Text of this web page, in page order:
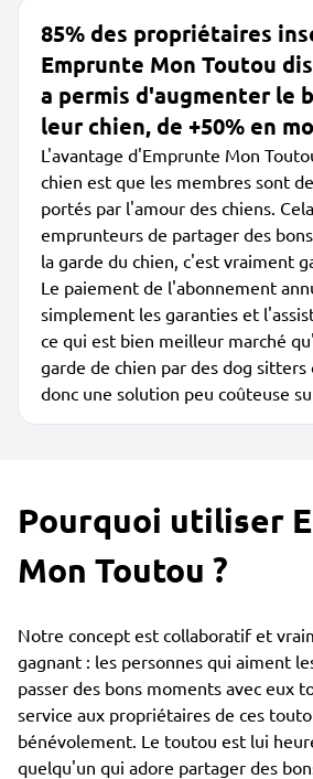
85% des propriétaires
Emprunte Mon Toutou
a permis d'augmenter le
leur chien, de +50% en
L'avantage d'Emprunte Mon
chien est que les membres sont
portés par l'amour des chiens.
emprunteurs de partager des
la garde du chien, c'est vraiment
Le paiement de l'abonnement
simplement les garanties et
ce qui est bien meilleur marché
garde de chien par des dog sitters
donc une solution peu coûteuse
Pourquoi utiliser
Mon Toutou ?
Notre concept est collaboratif et
gagnant : les personnes qui aiment
passer des bons moments avec eux
service aux propriétaires de ces
bénévolement. Le toutou est lui
quelqu'un qui adore partager des